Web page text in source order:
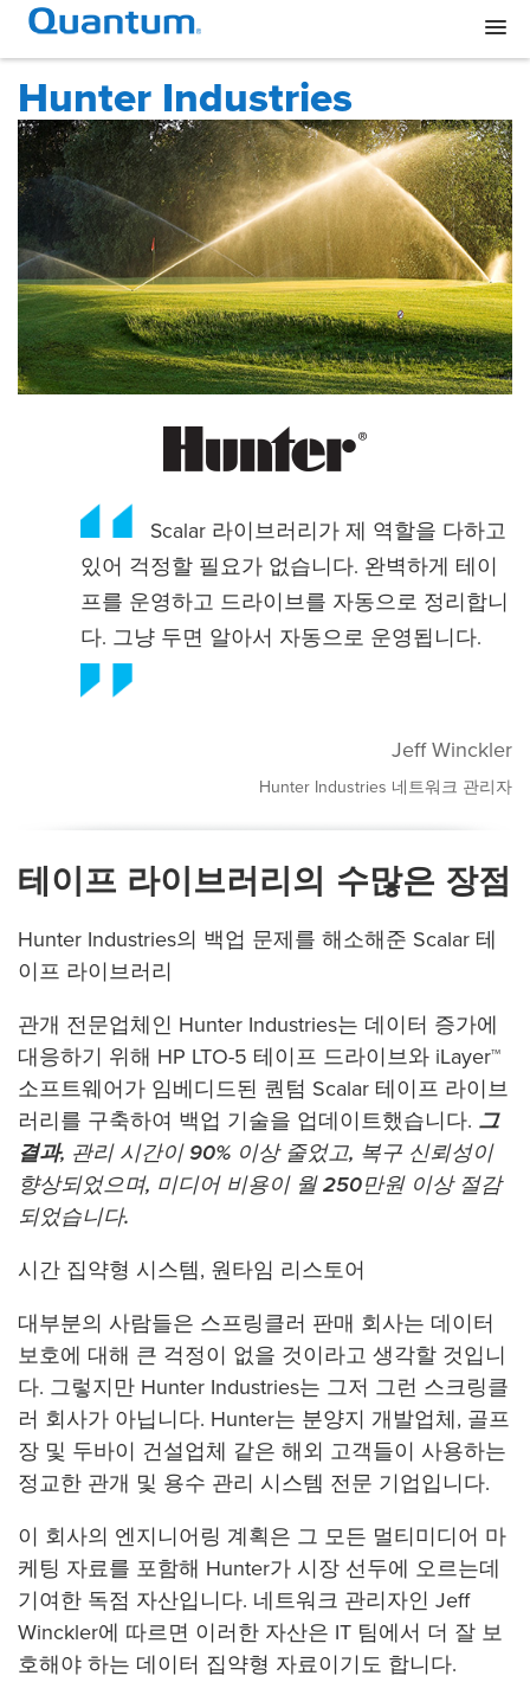
Hunter Industries
Scalar 라이브러리가 제 역할을 다하고
있어 걱정할 필요가 없습니다. 완벽하게 테이
프를 운영하고 드라이브를 자동으로 정리합니
다. 그냥 두면 알아서 자동으로 운영됩니다.
Jeff Winckler
Hunter Industries 네트워크 관리자
테이프 라이브러리의 수많은 장점
Hunter Industries의 백업 문제를 해소해준 Scalar 테
이프 라이브러리
관개 전문업체인 Hunter Industries는 데이터 증가에
대응하기 위해 HP LTO-5 테이프 드라이브와 iLayer™
소프트웨어가 임베디드된 퀀텀 Scalar 테이프 라이브
러리를 구축하여 백업 기술을 업데이트했습니다. 그
결과, 관리 시간이 90% 이상 줄었고, 복구 신뢰성이
향상되었으며, 미디어 비용이 월 250만원 이상 절감
되었습니다.
시간 집약형 시스템, 원타임 리스토어
대부분의 사람들은 스프링클러 판매 회사는 데이터
보호에 대해 큰 걱정이 없을 것이라고 생각할 것입니
다. 그렇지만 Hunter Industries는 그저 그런 스크링클
러 회사가 아닙니다. Hunter는 분양지 개발업체, 골프
장 및 두바이 건설업체 같은 해외 고객들이 사용하는
정교한 관개 및 용수 관리 시스템 전문 기업입니다.
이 회사의 엔지니어링 계획은 그 모든 멀티미디어 마
케팅 자료를 포함해 Hunter가 시장 선두에 오르는데
기여한 독점 자산입니다. 네트워크 관리자인 Jeff
Winckler에 따르면 이러한 자산은 IT 팀에서 더 잘 보
호해야 하는 데이터 집약형 자료이기도 합니다.